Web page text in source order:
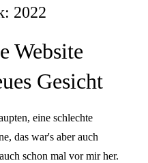
2022
Website
Gesicht
eine schlechte
das war's aber auch
schon mal vor mir her.